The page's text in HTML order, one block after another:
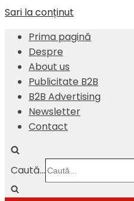
Sari la conținut
Prima pagină
Despre
About us
Publicitate B2B
B2B Advertising
Newsletter
Contact
Caută...